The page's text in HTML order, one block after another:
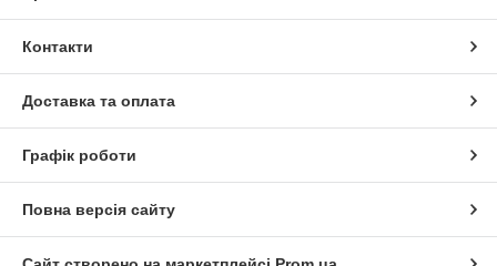
Контакти
Доставка та оплата
Графік роботи
Повна версія сайту